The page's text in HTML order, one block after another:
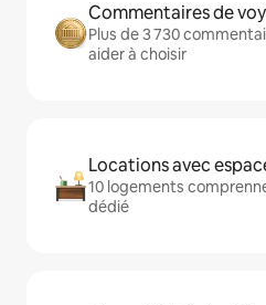
Commentaires de
Plus de 3 730
aider à choisir
Locations avec
10 logements
dédié